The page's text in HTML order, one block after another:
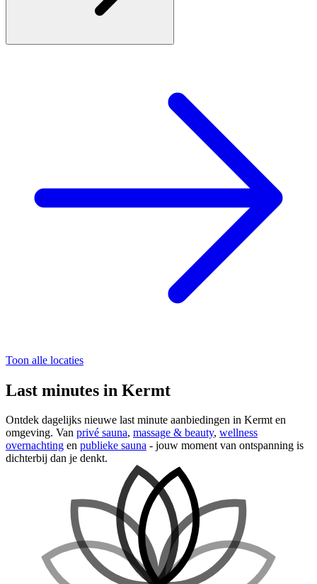
Toon alle locaties
Last minutes in Kermt
Ontdek dagelijks nieuwe last minute aanbiedingen in Kermt en
omgeving. Van privé sauna, massage & beauty, wellness
overnachting en publieke sauna - jouw moment van ontspanning is
dichterbij dan je denkt.